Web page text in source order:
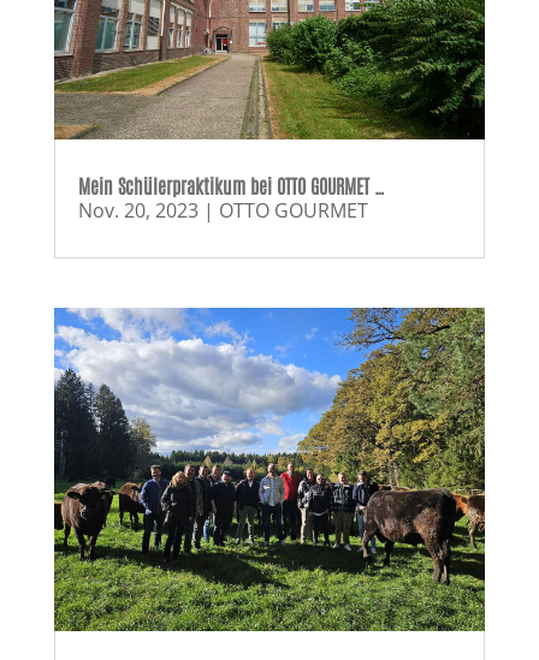
Mein Schülerpraktikum bei OTTO GOURMET …
Nov. 20, 2023| OTTO GOURMET